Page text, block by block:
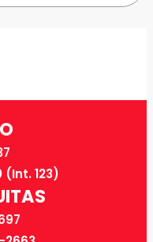
(Int. 123)